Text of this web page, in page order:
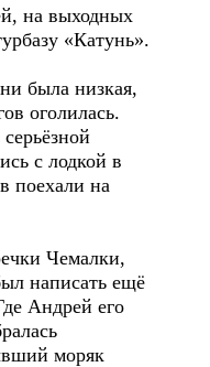
на выходных
«Катунь».
была низкая,
оголилась.
с лодкой в
поехали на
Чемалки,
написать ещё
Андрей его
моряк